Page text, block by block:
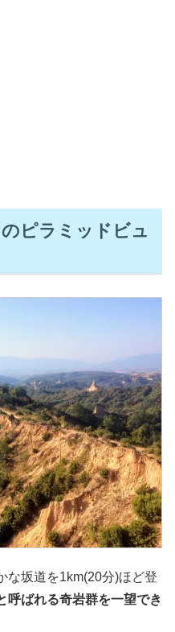
ピラミッドビュ
な坂道を1km(20分)ほど登
呼ばれる奇岩群を一望でき